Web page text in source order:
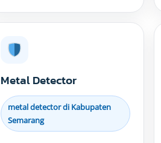
Metal Detector
metal detector di Kabupaten
Semarang